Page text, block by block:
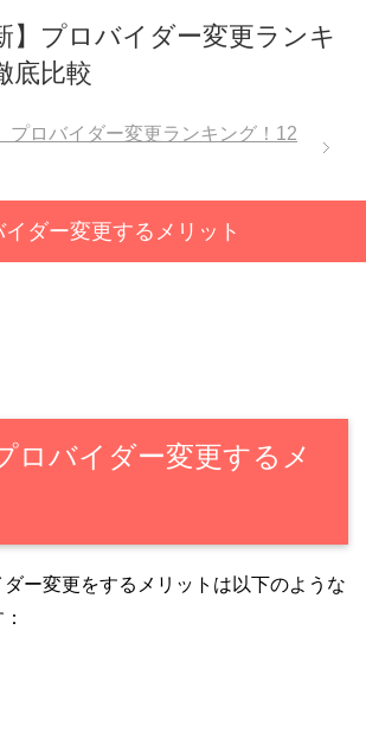
】プロバイダー変更ランキ
底比較
プロバイダー変更ランキング！12
ダー変更するメリット
ロバイダー変更するメ
ー変更をするメリットは以下のような